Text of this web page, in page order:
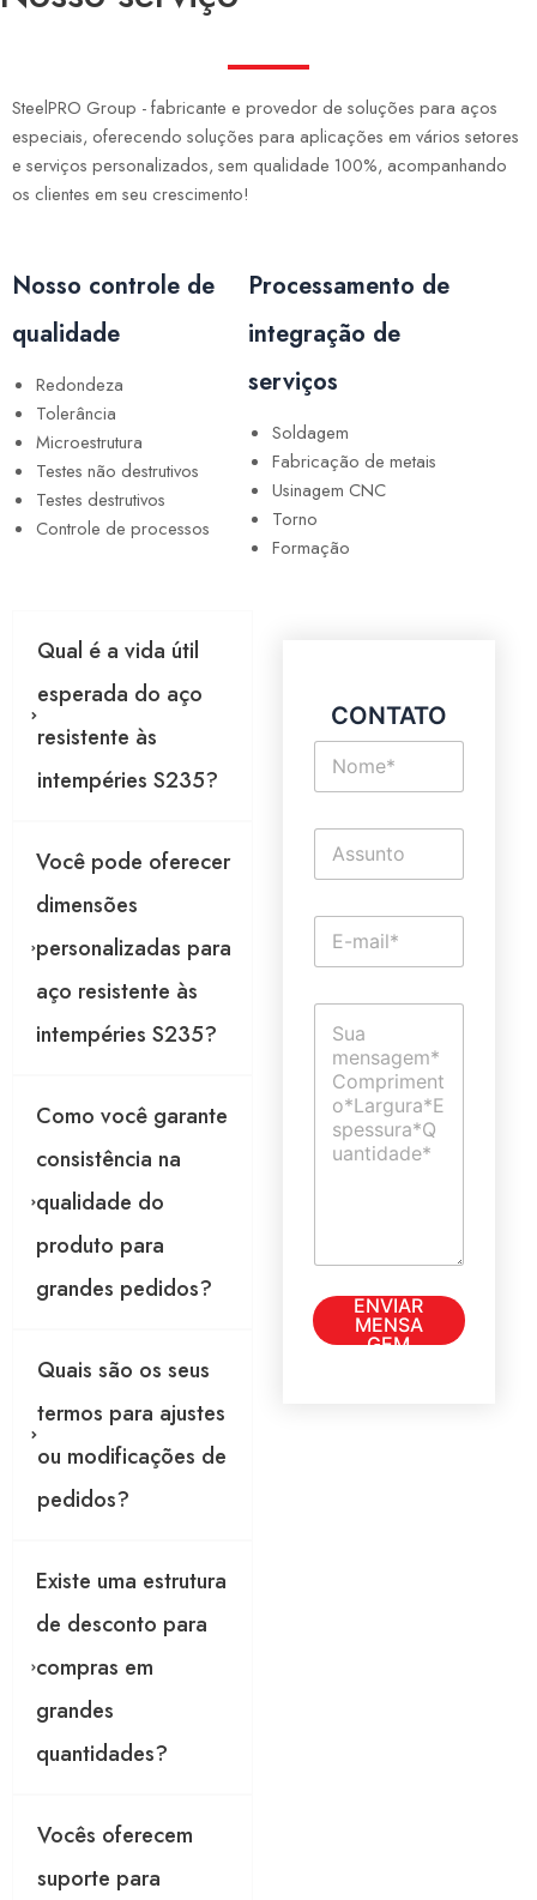
SteelPRO Group - fabricante e provedor de soluções para aços
especiais, oferecendo soluções para aplicações em vários setores
e serviços personalizados, sem qualidade 100%, acompanhando
os clientes em seu crescimento!
Nosso controle de
qualidade
Redondeza
Tolerância
Microestrutura
Testes não destrutivos
Testes destrutivos
Controle de processos
Processamento de
integração de
serviços
Soldagem
Fabricação de metais
Usinagem CNC
Torno
Formação
Qual é a vida útil
esperada do aço
resistente às
intempéries S235?
Você pode oferecer
dimensões
personalizadas para
aço resistente às
intempéries S235?
Como você garante
consistência na
qualidade do
produto para
grandes pedidos?
Quais são os seus
termos para ajustes
ou modificações de
pedidos?
Existe uma estrutura
de desconto para
compras em
grandes
quantidades?
Vocês oferecem
suporte para
CONTATO
N
m
T
x
e
E
m
C
u
e
n
T
e
x
ENVIAR
MENSA
GEM